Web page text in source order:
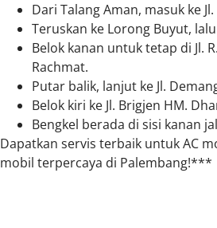
Dari Talang Aman, masuk ke
Teruskan ke Lorong Buyut,
Belok kanan untuk tetap di Jl.
Rachmat.
Putar balik, lanjut ke Jl.
Belok kiri ke Jl. Brigjen HM.
Bengkel berada di sisi kanan
Dapatkan servis terbaik untuk AC
mobil terpercaya di Palembang!***